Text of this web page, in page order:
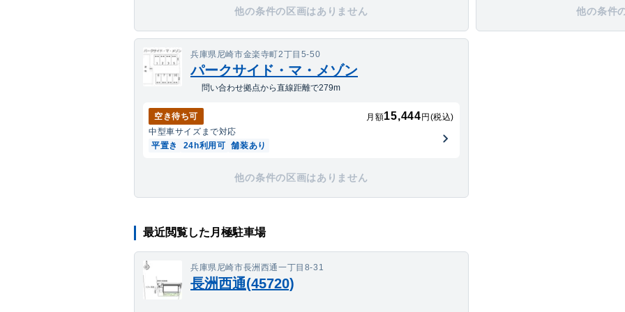
他の条件の区画はありません 他の条件
兵庫県尼崎市金楽寺町2丁目5-50
パークサイド・マ・メゾン
問い合わせ拠点から直線距離で279m
空き待ち可 月額15,444 円(税込)
中型車サイズまで対応
平置き
24h利用可 舗装あり
他の条件の区画はありません
最近閲覧した月極駐車場
兵庫県尼崎市長洲西通一丁目8-31
長洲西通(45720)